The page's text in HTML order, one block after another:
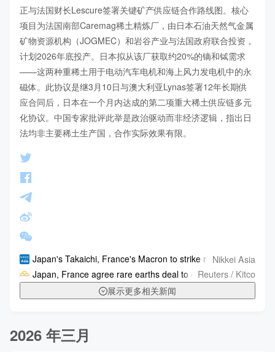
正与法国财长Lescure签署关键矿产供应链合作路线图。核心
项目为法国南部Caremag稀土精炼厂，由日本石油天然气金属
矿物资源机构（JOGMEC）和岩谷产业与法国政府联合投资，
计划2026年底投产。日本拟从该厂获取约20%的镝和铽需求
——这两种重稀土用于电动汽车电机和海上风力发电机中的永
磁体。此协议是继3月10日与澳大利亚Lynas签署12年长期供
应合同后，日本在一个月内达成的第二项重大稀土供应链多元
化协议。中国专家批评此举是政治驱动而非经济逻辑，指出日
法均非主要稀土生产国，合作实际效果有限。
Japan's Takaichi, France's Macron to strike rare-earths deal
Nikkei Asia
Japan, France agree rare earths deal to cut China reliance
Reuters / Kitco
展示更多相关新闻
2026 年三月